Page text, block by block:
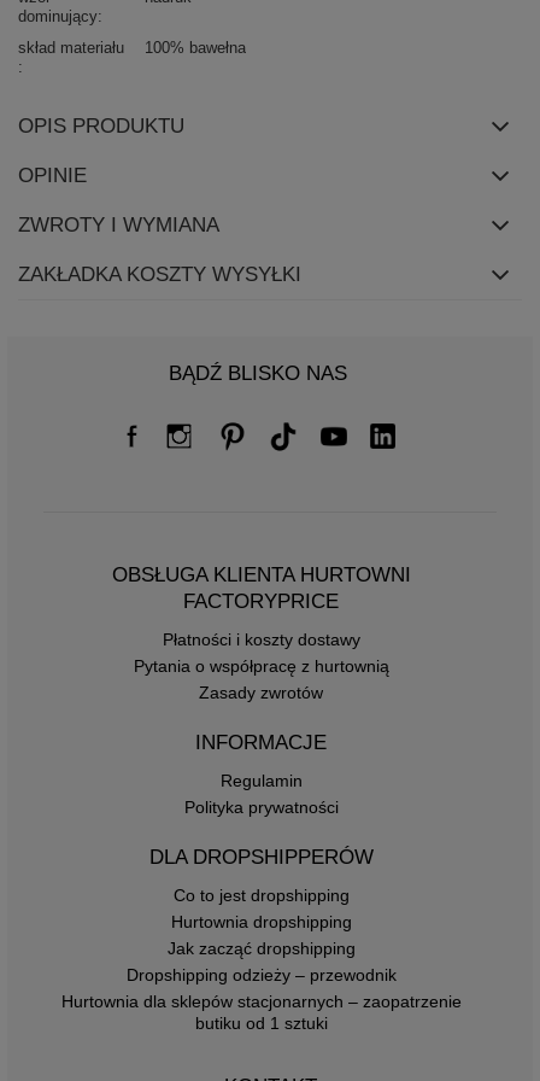
dominujący
skład materiału 100% bawełna
OPIS PRODUKTU
OPINIE
ZWROTY I WYMIANA
ZAKŁADKA KOSZTY WYSYŁKI
BĄDŹ BLISKO NAS
OBSŁUGA KLIENTA HURTOWNI
FACTORYPRICE
Płatności i koszty dostawy
Pytania o współpracę z hurtownią
Zasady zwrotów
INFORMACJE
Regulamin
Polityka prywatności
DLA DROPSHIPPERÓW
Co to jest dropshipping
Hurtownia dropshipping
Jak zacząć dropshipping
Dropshipping odzieży – przewodnik
Hurtownia dla sklepów stacjonarnych – zaopatrzenie
butiku od 1 sztuki